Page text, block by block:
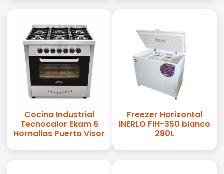
Cocina Industrial
Tecnocalor Ekam 6
Hornallas Puerta Visor
Freezer Horizontal
INERLO FIH-350 blanco
280L